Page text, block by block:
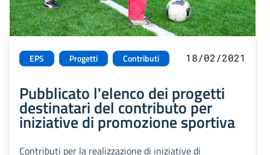
EPS Progetti Contributi 18/02/2021
Pubblicato l'elenco dei progetti
destinatari del contributo per
iniziative di promozione sportiva
Contributi per la realizzazione di iniziative di